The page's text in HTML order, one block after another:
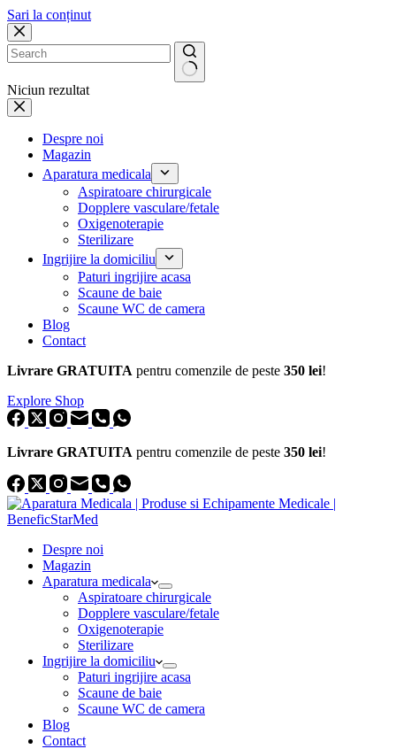
Sari la conținut
Niciun rezultat
Despre noi
Magazin
Aparatura medicala
Aspiratoare chirurgicale
Dopplere vasculare/fetale
Oxigenoterapie
Sterilizare
Ingrijire la domiciliu
Paturi ingrijire acasa
Scaune de baie
Scaune WC de camera
Blog
Contact
Livrare GRATUITA pentru comenzile de peste 350 lei!
Explore Shop
Livrare GRATUITA pentru comenzile de peste 350 lei!
Despre noi
Magazin
Aparatura medicala
Aspiratoare chirurgicale
Dopplere vasculare/fetale
Oxigenoterapie
Sterilizare
Ingrijire la domiciliu
Paturi ingrijire acasa
Scaune de baie
Scaune WC de camera
Blog
Contact